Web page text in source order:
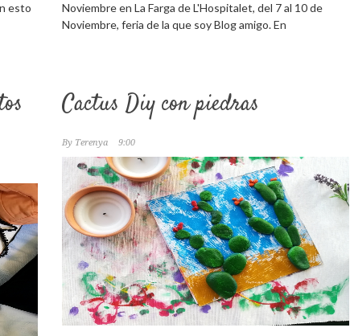
esto
Noviembre en La Farga de L'Hospitalet, del 7 al 10 de
Noviembre, feria de la que soy Blog amigo. En
Cactus Diy con piedras
By Terenya 9:00